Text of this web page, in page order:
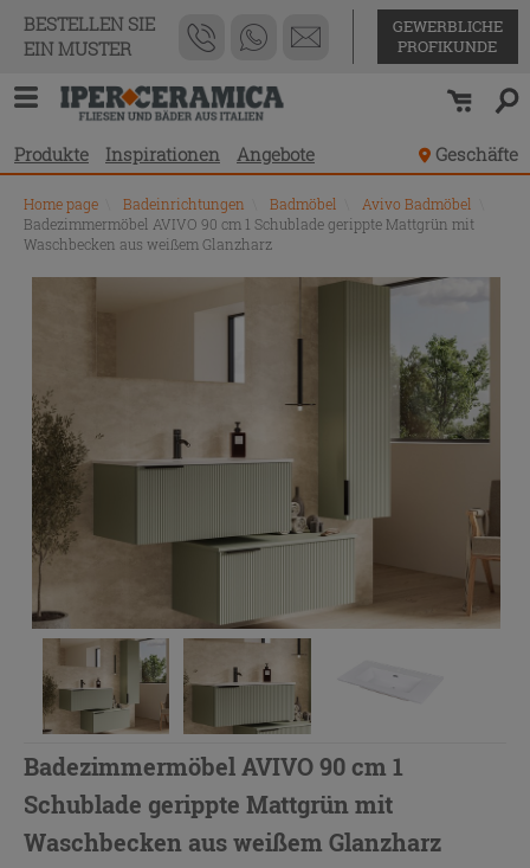
BESTELLEN SIE
EIN MUSTER
GEWERBLICHE
PROFIKUNDE
Produkte Inspirationen Angebote Geschäfte
Home page Badeinrichtungen Badmöbel Avivo Badmöbel
Badezimmermöbel AVIVO 90 cm 1 Schublade gerippte Mattgrün mit
Waschbecken aus weißem Glanzharz
Badezimmermöbel AVIVO 90 cm 1
Schublade gerippte Mattgrün mit
Waschbecken aus weißem Glanzharz